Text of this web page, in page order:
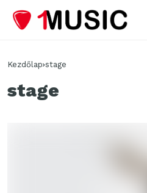
Kezdőlap stage
stage